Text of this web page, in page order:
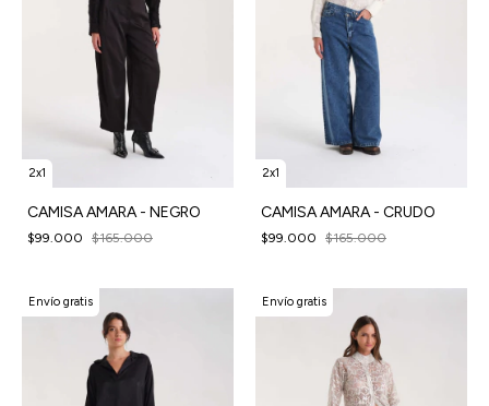
2x1
CAMISA AMARA - NEGRO
$99.000 $165.000
2x1
CAMISA AMARA - CRUDO
$99.000 $165.000
Envío gratis Envío gratis